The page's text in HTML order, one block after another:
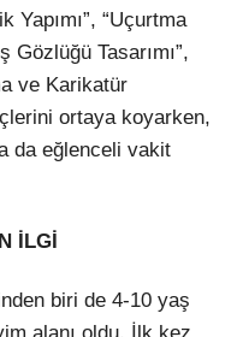
Yapımı”, “Uçurtma
Gözlüğü Tasarımı”,
ve Karikatür
ortaya koyarken,
da eğlenceli vakit
İLGİ
biri de 4-10 yaş